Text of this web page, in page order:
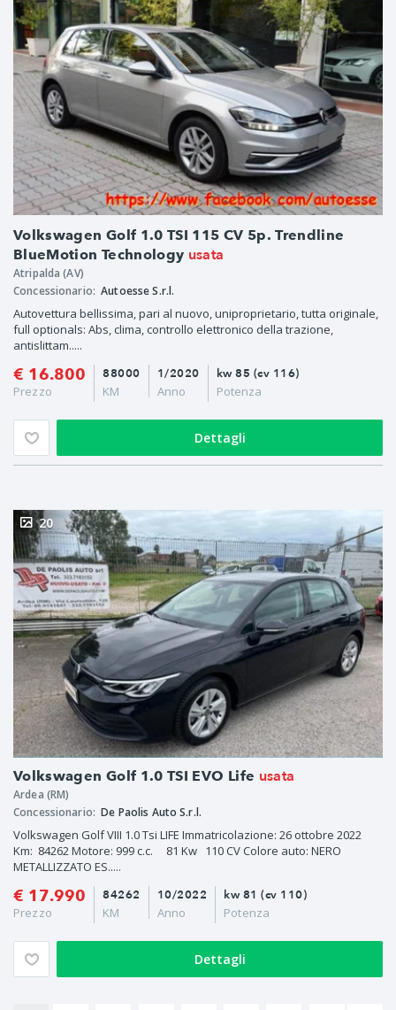
Volkswagen Golf 1.0 TSI 115 CV 5p. Trendline
BlueMotion Technology usata
Atripalda (AV)
Concessionario: Autoesse S.r.l.
Autovettura bellissima, pari al nuovo, uniproprietario, tutta originale,
full optionals: Abs, clima, controllo elettronico della trazione,
antislittam.....
€ 16.800
Prezzo
1/2020
Anno
88000
KM
kw 85 (cv 116)
Potenza
Dettagli
Volkswagen Golf 1.0 TSI EVO Life usata
20
Ardea (RM)
Concessionario: De Paolis Auto S.r.l.
Volkswagen Golf VIII 1.0 Tsi LIFE Immatricolazione: 26 ottobre 2022
Km: 84262 Motore: 999 c.c. 81 Kw 110 CV Colore auto: NERO
METALLIZZATO ES.....
€ 17.990
Prezzo
10/2022
Anno
84262
KM
kw 81 (cv 110)
Potenza
Dettagli